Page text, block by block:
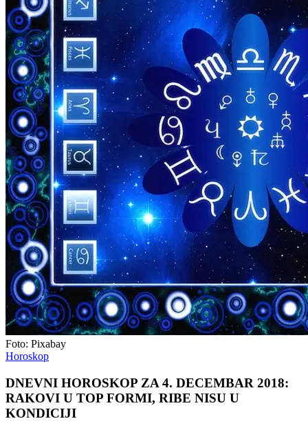
Foto: Pixabay
Horoskop
DNEVNI HOROSKOP ZA 4. DECEMBAR 2018:
RAKOVI U TOP FORMI, RIBE NISU U
KONDICIJI